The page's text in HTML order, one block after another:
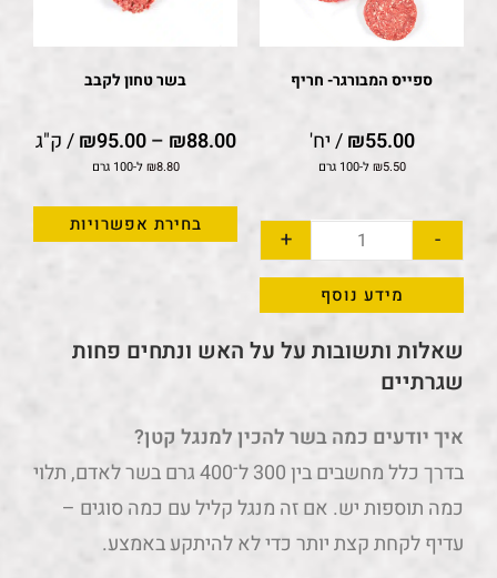
ספייס המבורגר- חריף
₪55.00 / יח'
₪5.50 ל-100 גרם
-
+
מידע נוסף
בשר טחון לקבב
₪88.00
–
₪95.00 / ק"ג
₪8.80 ל-100 גרם
בחירת אפשרויות
שאלות ותשובות על על האש ונתחים פחות
שגרתיים
איך יודעים כמה בשר להכין למנגל קטן?
בדרך כלל מחשבים בין 300 ל־400 גרם בשר לאדם, תלוי
כמה תוספות יש. אם זה מנגל קליל עם כמה סוגים –
עדיף לקחת קצת יותר כדי לא להיתקע באמצע.